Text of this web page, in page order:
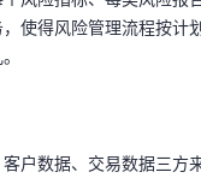
使得风险管理流程按计
户数据、交易数据三方